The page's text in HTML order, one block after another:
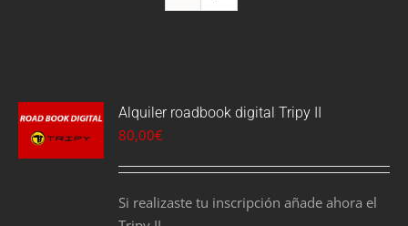
Alquiler roadbook digital Tripy II
80,00€
Si realizaste tu inscripción añade ahora el